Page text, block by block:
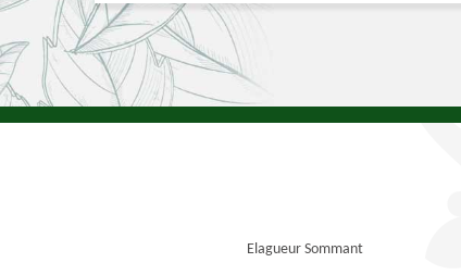
Elagueur Sommant